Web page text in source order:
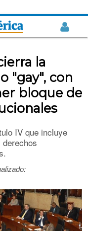
la
"gay", con
bloque de
IV que incluye